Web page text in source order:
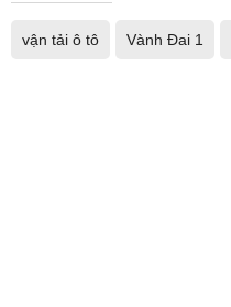
vận tải ô tô Vành Đai 1